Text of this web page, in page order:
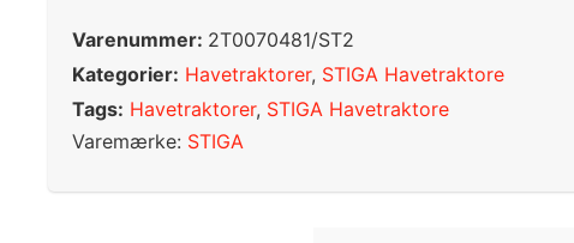
Varenummer: 2T0070481/ST2
Kategorier: Havetraktorer, STIGA Havetraktore
Tags: Havetraktorer, STIGA Havetraktore
Varemærke: STIGA